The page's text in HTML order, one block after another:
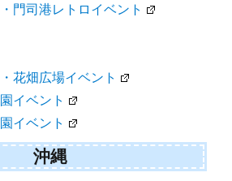
門司港レトロイベント
花畑広場イベント
イベント
イベント
沖縄